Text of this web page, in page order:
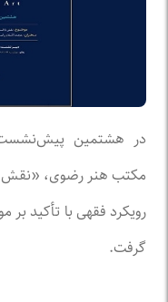
در هشتمین پیش‌نشست
مکتب هنر رضوی،
رویکرد فقهی با تأکید
گرفت.